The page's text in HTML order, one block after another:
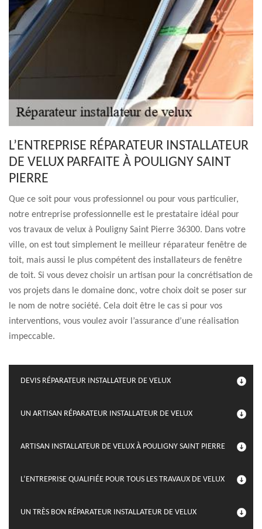
L’ENTREPRISE RÉPARATEUR INSTALLATEUR
DE VELUX PARFAITE À POULIGNY SAINT
PIERRE
Que ce soit pour vous professionnel ou pour vous particulier,
notre entreprise professionnelle est le prestataire idéal pour
vos travaux de velux à Pouligny Saint Pierre 36300. Dans votre
ville, on est tout simplement le meilleur réparateur fenêtre de
toit, mais aussi le plus compétent des installateurs de fenêtre
de toit. Si vous devez choisir un artisan pour la concrétisation de
vos projets dans le domaine donc, votre choix doit se poser sur
le nom de notre société. Cela doit être le cas si pour vos
interventions, vous voulez avoir l’assurance d’une réalisation
impeccable.
DEVIS RÉPARATEUR INSTALLATEUR DE VELUX
UN ARTISAN RÉPARATEUR INSTALLATEUR DE VELUX
ARTISAN INSTALLATEUR DE VELUX À POULIGNY SAINT PIERRE
L’ENTREPRISE QUALIFIÉE POUR TOUS LES TRAVAUX DE VELUX
UN TRÈS BON RÉPARATEUR INSTALLATEUR DE VELUX